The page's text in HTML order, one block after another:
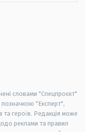
словами "Спецпроєкт"
позначкою "Експерт",
та героїв. Редакція може
реклами та правил